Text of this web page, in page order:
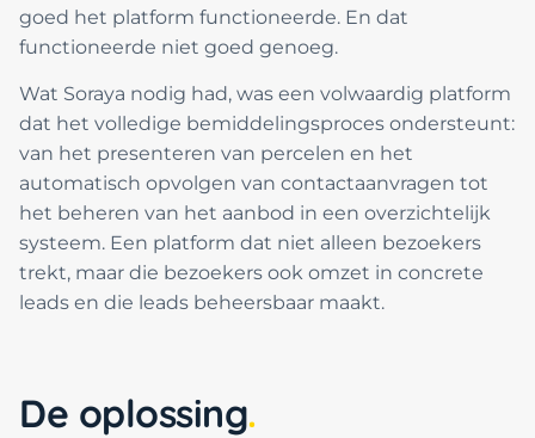
goed het platform functioneerde. En dat
functioneerde niet goed genoeg.
Wat Soraya nodig had, was een volwaardig platform
dat het volledige bemiddelingsproces ondersteunt:
van het presenteren van percelen en het
automatisch opvolgen van contactaanvragen tot
het beheren van het aanbod in een overzichtelijk
systeem. Een platform dat niet alleen bezoekers
trekt, maar die bezoekers ook omzet in concrete
leads en die leads beheersbaar maakt.
De oplossing